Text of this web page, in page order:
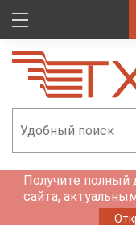
Получите
сайта,